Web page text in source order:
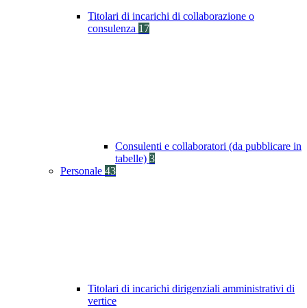
Titolari di incarichi di collaborazione o
consulenza 17
Consulenti e collaboratori (da pubblicare in
tabelle) 3
Personale 43
Titolari di incarichi dirigenziali amministrativi di
vertice